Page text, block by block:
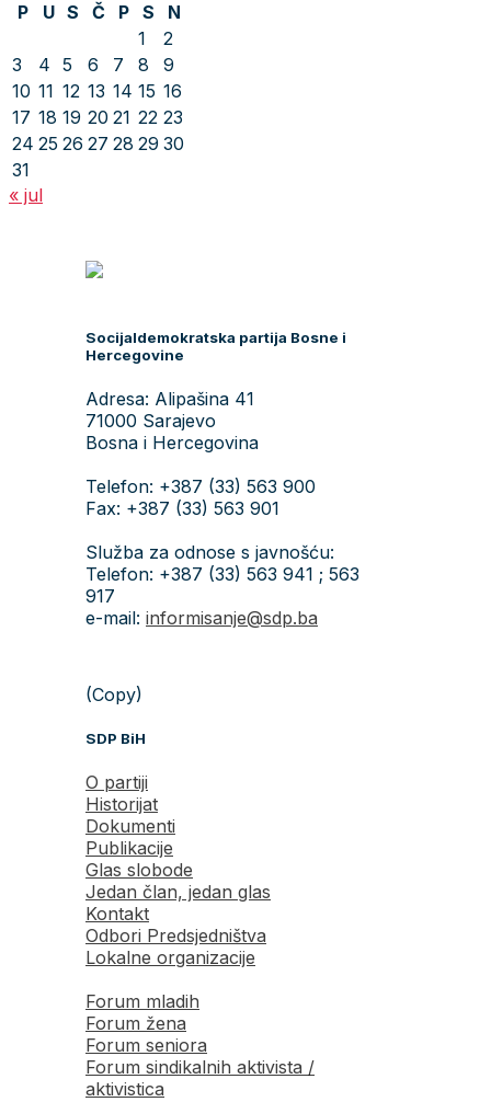
P
U S Č P S
N
1
2
3
4 5 6 7 8
9
10 11 12 13 14 15 16
17 18 19 20 21 22 23
24 25 26 27 28 29 30
31
« jul
Socijaldemokratska partija Bosne i
Hercegovine
Adresa: Alipašina 41
71000 Sarajevo
Bosna i Hercegovina
Telefon: +387 (33) 563 900
Fax: +387 (33) 563 901
Služba za odnose s javnošću:
Telefon: +387 (33) 563 941 ; 563
917
e-mail: informisanje@sdp.ba
(Copy)
SDP BiH
O partiji
Historijat
Dokumenti
Publikacije
Glas slobode
Jedan član, jedan glas
Kontakt
Odbori Predsjedništva
Lokalne organizacije
Forum mladih
Forum žena
Forum seniora
Forum sindikalnih aktivista /
aktivistica